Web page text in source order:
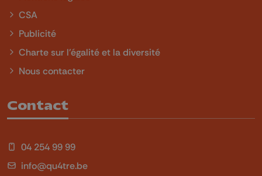
CSA
Publicité
Charte sur l'égalité et la diversité
Nous contacter
Contact
04 254 99 99
info@qu4tre.be